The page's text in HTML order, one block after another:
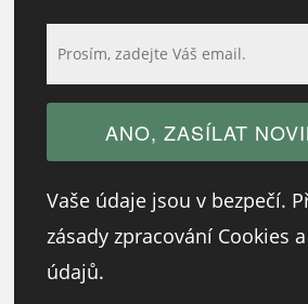
Vaše údaje jsou v bezpečí.
zásady zpracování Cookies
údajů.